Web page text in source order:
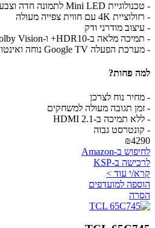
- טכנולוגיית Mini LED לתמונה חדה וצבעים עשירים
- רזולוציית 4K עם חווית צפייה מעולה
- עיצוב מודרני ודק
- תמיכה מלאה ב-HDR10+ ו-Dolby Vision
- מערכת הפעלה Google TV נוחה ואינטואיטיבית
למה פחות?
- מחיר נוח לצרכן
- זמן תגובה מעולה למשחקים
- ללא תמיכה ב-HDMI 2.1
- קונטרסט גבוה
₪4290
לחיפוש ב-Amazon
לרכישה ב-KSP
קרא/י עוד >
הוספה למועדפים
הסרה